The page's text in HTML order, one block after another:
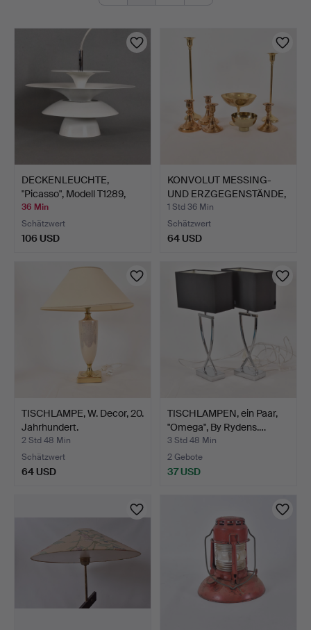
DECKENLEUCHTE,
"Picasso", Modell T1289,
Be…
36 Min
Schätzwert
106 USD
KONVOLUT MESSING-
UND ERZGEGENSTÄNDE,
1 Ki…
1 Std 36 Min
Schätzwert
64 USD
TISCHLAMPE, W. Decor, 20.
Jahrhundert.
2 Std 48 Min
Schätzwert
64 USD
TISCHLAMPEN, ein Paar,
"Omega", By Rydens.…
3 Std 48 Min
2 Gebote
37 USD